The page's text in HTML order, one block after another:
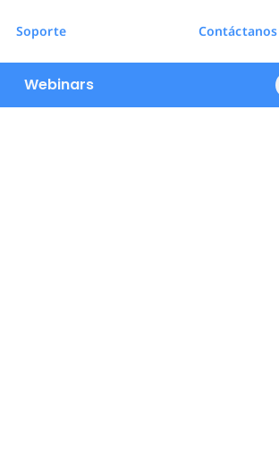
Soporte Contáctanos
Webinars